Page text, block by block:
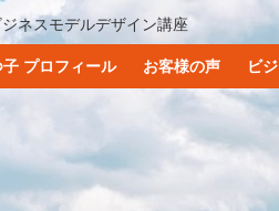
ネスモデルデザイン講座
プロフィール お客様の声 ビ